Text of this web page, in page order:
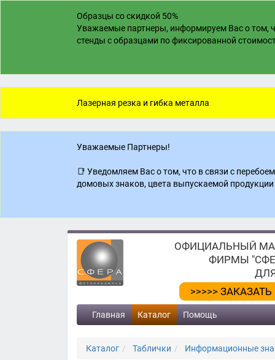
Образцы со скидкой 50%
Уважаемые партнеры, информируем Вас о том,
стенды с образцами по фиксированной
Лазерная резка и гибка металла
Уважаемые Партнеры!
📑 Уведомляем Вас о том, что в связи с
домовых знаков, цвета выпускаемой
ОФИЦИАЛЬНЫЙ
ФИРМЫ
>>>>>
Главная Каталог Помощь
Каталог Таблички Информационные